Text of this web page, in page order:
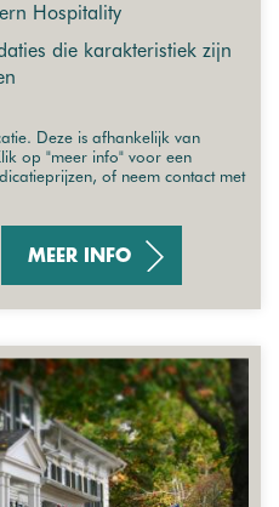
Hospitality
die karakteristiek zijn
Deze is afhankelijk van
op "meer info" voor een
of neem contact met
MEER INFO